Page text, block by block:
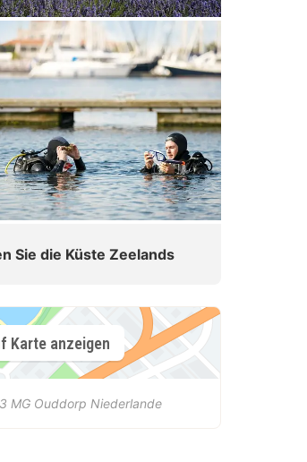
Sie die Küste Zeelands
Karte anzeigen
MG Ouddorp Niederlande